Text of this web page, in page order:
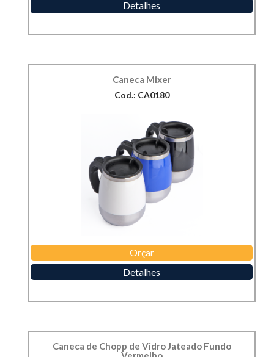
Detalhes
Caneca Mixer
Cod.: CA0180
Orçar
Detalhes
Caneca de Chopp de Vidro Jateado Fundo